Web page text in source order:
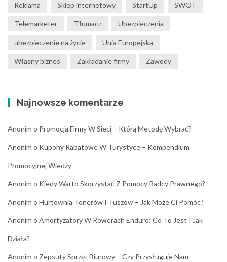
Reklama Sklep internetowy StartUp SWOT
Telemarketer Tłumacz Ubezpieczenia
ubezpieczenie na życie Unia Europejska
Własny biznes Zakładanie firmy Zawody
Najnowsze komentarze
Anonim o Promocja Firmy W Sieci – Którą Metodę Wybrać?
Anonim o Kupony Rabatowe W Turystyce – Kompendium
Promocyjnej Wiedzy
Anonim o Kiedy Warto Skorzystać Z Pomocy Radcy Prawnego?
Anonim o Hurtownia Tonerów I Tuszów – Jak Może Ci Pomóc?
Anonim o Amortyzatory W Rowerach Enduro: Co To Jest I Jak
Działa?
Anonim o Zepsuty Sprzęt Biurowy – Czy Przysługuje Nam